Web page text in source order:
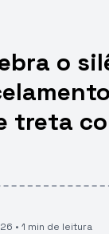
o
treta
• 1 min de leitura